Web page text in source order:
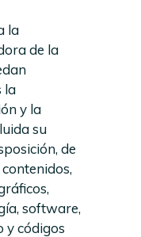
la
de la
la
y la
su
de
software,
y códigos